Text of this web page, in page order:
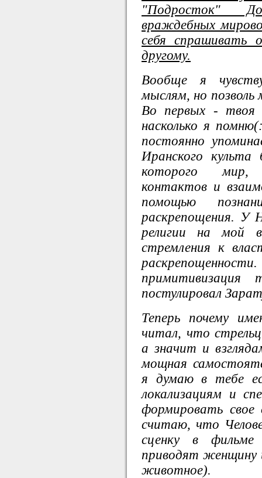
"Подросток"
враждебных
себя спрашивать
другому.
Вообще я
мыслям, но позволь
Во первых - твоя
насколько я
постоянно
Иранского
которого мир,
контактов и
помощью
раскрепощения. У
религии на мой
стремления к
постулировал
Теперь почему
читал, что
а значит и
мощная
я думаю в тебе
локализациям и
формировать свое
считаю, что
сценку в
приводят женщину
животное).